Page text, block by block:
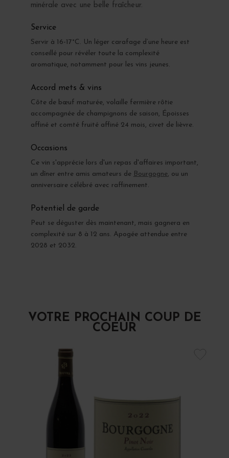
minérale avec une belle fraîcheur.
Service
Servir à 16-17°C. Un léger carafage d’une heure est
conseillé pour révéler toute la complexité
aromatique, notamment pour les vins jeunes.
Accord mets & vins
Côte de bœuf maturée, volaille fermière rôtie
accompagnée de champignons de saison, Époisses
affiné et comté fruité affiné 24 mois, civet de lièvre.
Occasions
Ce vin s'apprécie lors d'un repas d'affaires important,
un dîner entre amis amateurs de Bourgogne, ou un
anniversaire célébré avec raffinement.
Potentiel de garde
Peut se déguster dès maintenant, mais gagnera en
complexité sur 8 à 12 ans. Apogée attendue entre
2028 et 2032.
VOTRE PROCHAIN COUP DE
COEUR